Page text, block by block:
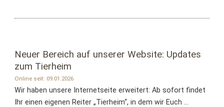
Neuer Bereich auf unserer Website: Updates
zum Tierheim
Online seit: 09.01.2026
Wir haben unsere Internetseite erweitert: Ab sofort findet
Ihr einen eigenen Reiter „Tierheim“, in dem wir Euch ...